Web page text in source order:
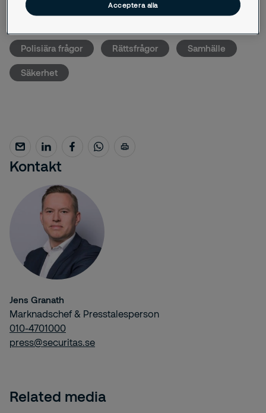
Kontakt
Jens Granath
Marknadschef & Presstalesperson
010-4701000
press@securitas.se
Related media
Polisiära frågor Rättsfrågor Samhälle
Säkerhet
Acceptera alla